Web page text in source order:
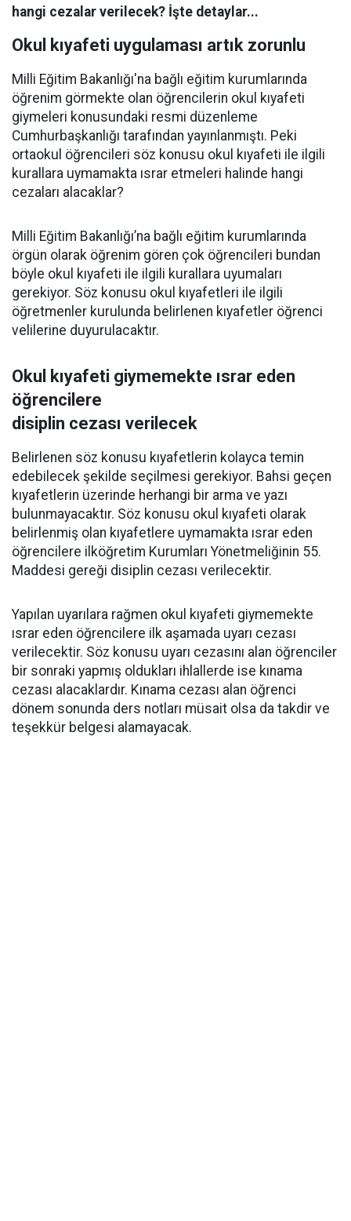
hangi cezalar verilecek? İşte detaylar...
Okul kıyafeti uygulaması artık zorunlu
Milli Eğitim Bakanlığı'na bağlı eğitim kurumlarında
öğrenim görmekte olan öğrencilerin okul kıyafeti
giymeleri konusundaki resmi düzenleme
Cumhurbaşkanlığı tarafından yayınlanmıştı. Peki
ortaokul öğrencileri söz konusu okul kıyafeti ile ilgili
kurallara uymamakta ısrar etmeleri halinde hangi
cezaları alacaklar?
Milli Eğitim Bakanlığı’na bağlı eğitim kurumlarında
örgün olarak öğrenim gören çok öğrencileri bundan
böyle okul kıyafeti ile ilgili kurallara uyumaları
gerekiyor. Söz konusu okul kıyafetleri ile ilgili
öğretmenler kurulunda belirlenen kıyafetler öğrenci
velilerine duyurulacaktır.
Okul kıyafeti giymemekte ısrar eden
öğrencilere
disiplin cezası verilecek
Belirlenen söz konusu kıyafetlerin kolayca temin
edebilecek şekilde seçilmesi gerekiyor. Bahsi geçen
kıyafetlerin üzerinde herhangi bir arma ve yazı
bulunmayacaktır. Söz konusu okul kıyafeti olarak
belirlenmiş olan kıyafetlere uymamakta ısrar eden
öğrencilere ilköğretim Kurumları Yönetmeliğinin 55.
Maddesi gereği disiplin cezası verilecektir.
Yapılan uyarılara rağmen okul kıyafeti giymemekte
ısrar eden öğrencilere ilk aşamada uyarı cezası
verilecektir. Söz konusu uyarı cezasını alan öğrenciler
bir sonraki yapmış oldukları ihlallerde ise kınama
cezası alacaklardır. Kınama cezası alan öğrenci
dönem sonunda ders notları müsait olsa da takdir ve
teşekkür belgesi alamayacak.